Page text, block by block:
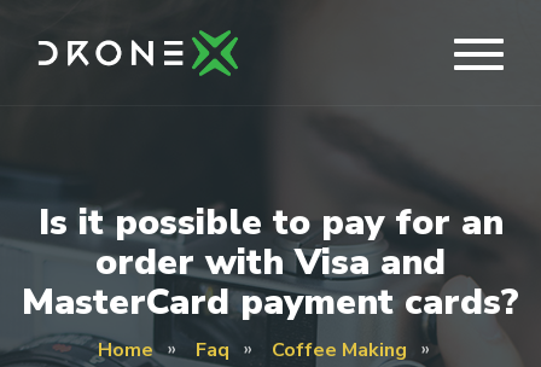
Is it possible to pay for an
order with Visa and
MasterCard payment cards?
Home Faq
Coffee Making